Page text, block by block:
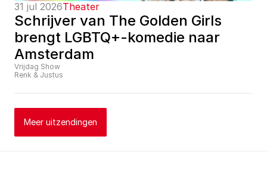
31 jul 2026Theater
Schrijver van The Golden Girls
brengt LGBTQ+-komedie naar
Amsterdam
Vrijdag Show
Renk & Justus
Meer uitzendingen